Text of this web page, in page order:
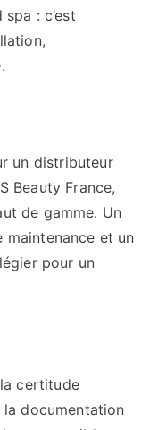
: c’est
un distributeur
Beauty France,
de gamme. Un
et un
pour un
certitude
la documentation